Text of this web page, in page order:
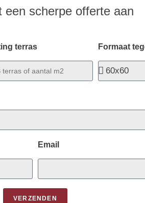
een scherpe offerte aan
terras Formaat
Email
VERZENDEN